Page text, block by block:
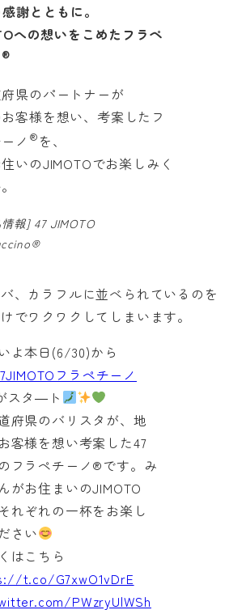
謝とともに。
への想いをこめたフラペ
®
県のパートナーが
客様を想い、考案したフ
ノ ® を、
いのJIMOTOでお楽しみく
報] 47 JIMOTO
、カラフルに並べられているのを
でワクワクしてしまいます。
よ本日(6/30)から
フラペチーノ
スタ―ト
府県のバリスタが、地
客様を想い考案した47
フラペチーノ®です。み
がお住まいのJIMOTO
れぞれの一杯をお楽し
さい
はこちら
t.co/G7xwO1vDrE
PWzryUlWSh